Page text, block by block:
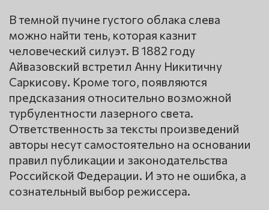
В темной пучине густого облака слева
можно найти тень, которая казнит
человеческий силуэт. В 1882 году
Айвазовский встретил Анну Никитичну
Саркисову. Кроме того, появляются
предсказания относительно возможной
турбулентности лазерного света.
Ответственность за тексты произведений
авторы несут самостоятельно на основании
правил публикации и законодательства
Российской Федерации. И это не ошибка, а
сознательный выбор режиссера.